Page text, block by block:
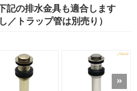
記の排水金具も適合します
／トラップ管は別売り）